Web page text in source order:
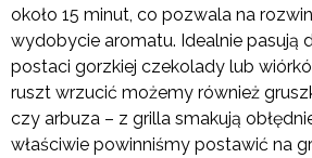
około 15 minut, co pozwala na
wydobycie aromatu. Idealnie pasują
postaci gorzkiej czekolady lub
ruszt wrzucić możemy również
czy arbuza – z grilla smakują
właściwie powinniśmy postawić na